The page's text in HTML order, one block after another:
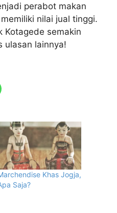
perabot makan
nilai jual tinggi.
Kotagede semakin
ulasan lainnya!
Khas Jogja,
Saja?